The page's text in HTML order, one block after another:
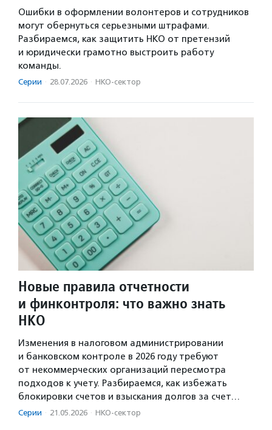
Ошибки в оформлении волонтеров и сотрудников
могут обернуться серьезными штрафами.
Разбираемся, как защитить НКО от претензий
и юридически грамотно выстроить работу
команды.
Серии · 28.07.2026 · НКО-сектор
Новые правила отчетности
и финконтроля: что важно знать
НКО
Изменения в налоговом администрировании
и банковском контроле в 2026 году требуют
от некоммерческих организаций пересмотра
подходов к учету. Разбираемся, как избежать
блокировки счетов и взыскания долгов за счет…
Серии · 21.05.2026 · НКО-сектор